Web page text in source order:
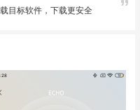
目标软件，下载更安全